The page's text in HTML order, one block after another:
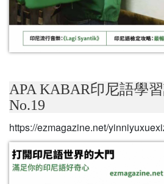
APA KABAR印尼語學
No.19
https://ezmagazine.net/